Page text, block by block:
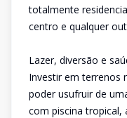
totalmente
centro e qualquer
Lazer, diversão e
Investir em terrenos
poder usufruir de
com piscina tropical,